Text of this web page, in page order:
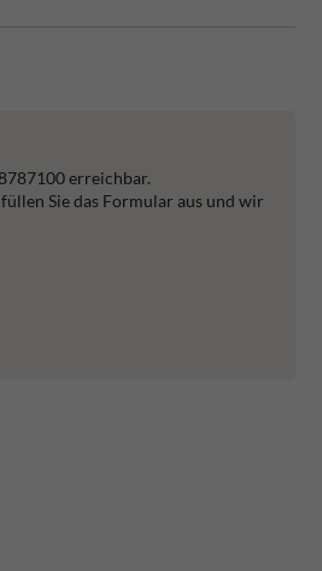
erreichbar.
Sie das Formular aus und wir